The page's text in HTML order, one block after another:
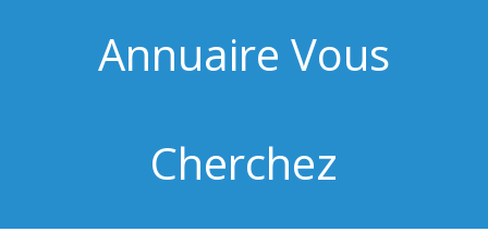
Annuaire Vous
Cherchez